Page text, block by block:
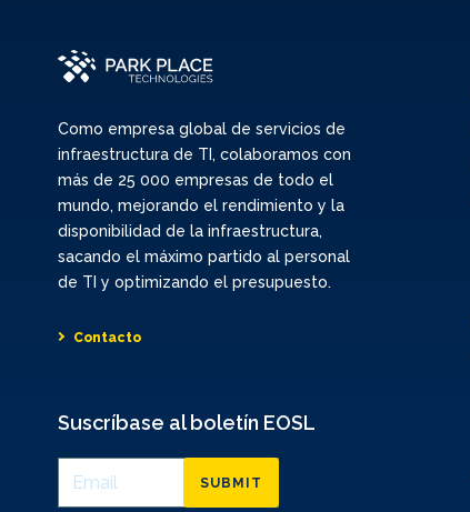
Como empresa global de servicios de
infraestructura de TI, colaboramos con
más de 25 000 empresas de todo el
mundo, mejorando el rendimiento y la
disponibilidad de la infraestructura,
sacando el máximo partido al personal
de TI y optimizando el presupuesto.
Contacto
Suscríbase al boletín EOSL
SUBMIT